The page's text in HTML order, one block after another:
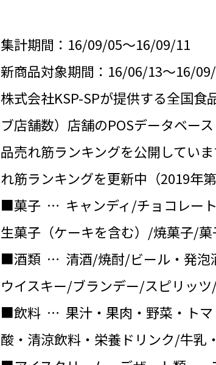
集計期間：16/09/05～16/09/11
新商品対象期間：16/06/13～16/
株式会社KSP-SPが提供する全国
ブ店舗数）店舗のPOSデータベー
品売れ筋ランキングを公開してい
れ筋ランキングを更新中（2019年第
■菓子 … キャンディ/チョコレー
生菓子（ケーキを含む）/焼菓子/
■酒類 … 清酒/焼酎/ビール・発泡
ウイスキー/ブランデー/スピリッ
■飲料 … 果汁・果肉・野菜・トマ
酸・清涼飲料・栄養ドリンク/牛乳